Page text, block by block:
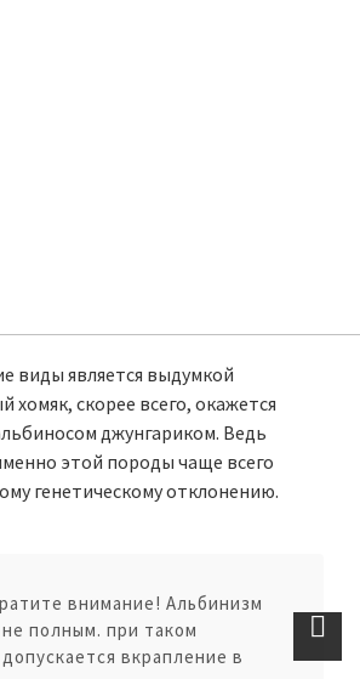
виды является выдумкой
хомяк, скорее всего, окажется
джунгариком. Ведь
этой породы чаще всего
генетическому отклонению.
внимание! Альбинизм
полным. при таком
вкрапление в